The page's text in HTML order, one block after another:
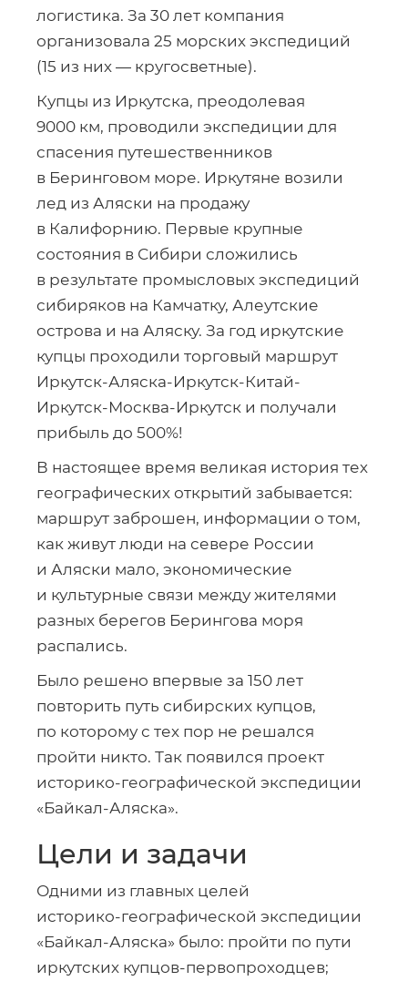
логистика. За 30 лет компания
организовала 25 морских экспедиций
(15 из них — кругосветные).
Купцы из Иркутска, преодолевая
9000 км, проводили экспедиции для
спасения путешественников
в Беринговом море. Иркутяне возили
лед из Аляски на продажу
в Калифорнию. Первые крупные
состояния в Сибири сложились
в результате промысловых экспедиций
сибиряков на Камчатку, Алеутские
острова и на Аляску. За год иркутские
купцы проходили торговый маршрут
Иркутск-Аляска-Иркутск-Китай-
Иркутск-Москва-Иркутск и получали
прибыль до 500%!
В настоящее время великая история тех
географических открытий забывается:
маршрут заброшен, информации о том,
как живут люди на севере России
и Аляски мало, экономические
и культурные связи между жителями
разных берегов Берингова моря
распались.
Было решено впервые за 150 лет
повторить путь сибирских купцов,
по которому с тех пор не решался
пройти никто. Так появился проект
историко-географической экспедиции
«Байкал-Аляска».
Цели и задачи
Одними из главных целей
историко-географической экспедиции
«Байкал-Аляска» было: пройти по пути
иркутских купцов-первопроходцев;